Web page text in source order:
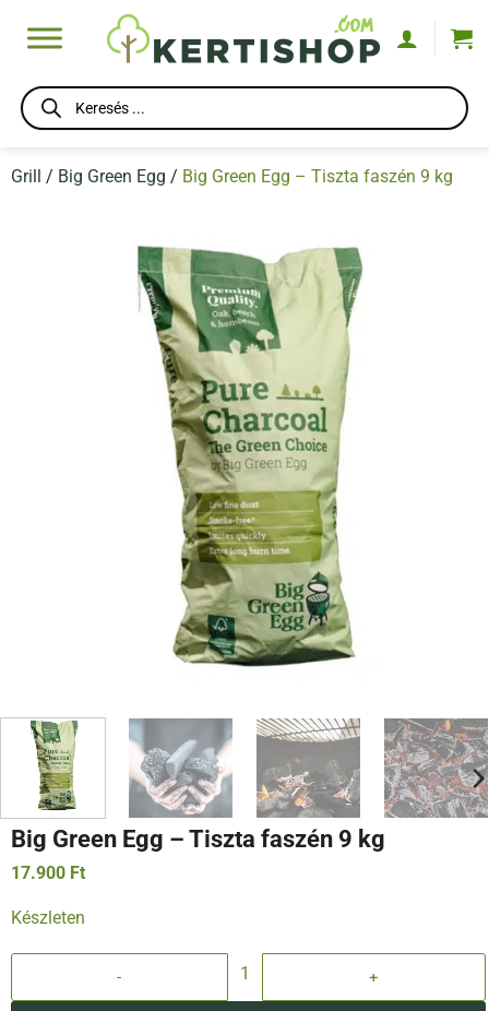
Products
search
Grill / Big Green Egg / Big Green Egg – Tiszta faszén 9 kg
Big Green Egg – Tiszta faszén 9 kg
17.900 Ft
Készleten
Big Green Egg - Tiszta faszén 9 kg mennyiség